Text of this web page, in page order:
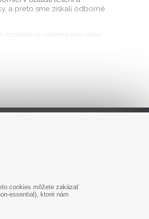
a preto sme získali odborné
riešenia pre vaše
cookies môžete zakázať
essential), ktoré nám